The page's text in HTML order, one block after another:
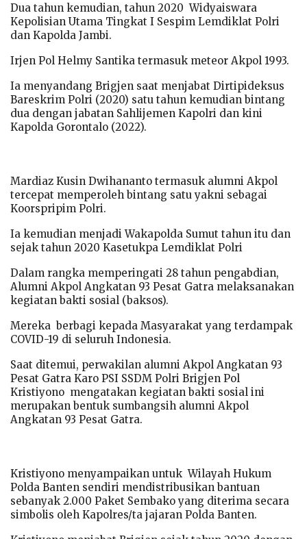
Dua tahun kemudian, tahun 2020 Widyaiswara
Kepolisian Utama Tingkat I Sespim Lemdiklat Polri
dan Kapolda Jambi.
Irjen Pol Helmy Santika termasuk meteor Akpol 1993.
Ia menyandang Brigjen saat menjabat Dirtipideksus
Bareskrim Polri (2020) satu tahun kemudian bintang
dua dengan jabatan Sahlijemen Kapolri dan kini
Kapolda Gorontalo (2022).
Mardiaz Kusin Dwihananto termasuk alumni Akpol
tercepat memperoleh bintang satu yakni sebagai
Koorspripim Polri.
Ia kemudian menjadi Wakapolda Sumut tahun itu dan
sejak tahun 2020 Kasetukpa Lemdiklat Polri
Dalam rangka memperingati 28 tahun pengabdian,
Alumni Akpol Angkatan 93 Pesat Gatra melaksanakan
kegiatan bakti sosial (baksos).
Mereka berbagi kepada Masyarakat yang terdampak
COVID-19 di seluruh Indonesia.
Saat ditemui, perwakilan alumni Akpol Angkatan 93
Pesat Gatra Karo PSI SSDM Polri Brigjen Pol
Kristiyono mengatakan kegiatan bakti sosial ini
merupakan bentuk sumbangsih alumni Akpol
Angkatan 93 Pesat Gatra.
Kristiyono menyampaikan untuk Wilayah Hukum
Polda Banten sendiri mendistribusikan bantuan
sebanyak 2.000 Paket Sembako yang diterima secara
simbolis oleh Kapolres/ta jajaran Polda Banten.